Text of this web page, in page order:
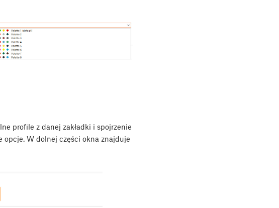
profile z danej zakładki i spojrzenie
opcje. W dolnej części okna znajduje